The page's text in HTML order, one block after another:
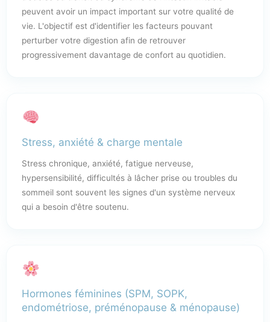
peuvent avoir un impact important sur votre qualité de
vie. L'objectif est d'identifier les facteurs pouvant
perturber votre digestion afin de retrouver
progressivement davantage de confort au quotidien.
Stress, anxiété & charge mentale
Stress chronique, anxiété, fatigue nerveuse,
hypersensibilité, difficultés à lâcher prise ou troubles du
sommeil sont souvent les signes d'un système nerveux
qui a besoin d'être soutenu.
Hormones féminines (SPM, SOPK,
endométriose, préménopause & ménopause)